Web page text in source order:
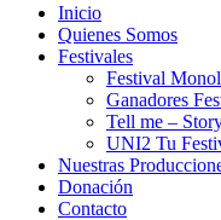
Inicio
Quienes Somos
Festivales
Festival
Ganadores
Tell me –
UNI2 Tu
Nuestras
Donación
Contacto